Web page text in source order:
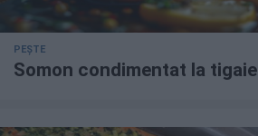
PEȘTE
Somon condimentat la tigaie